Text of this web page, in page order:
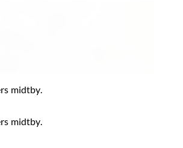
midtby.
midtby.